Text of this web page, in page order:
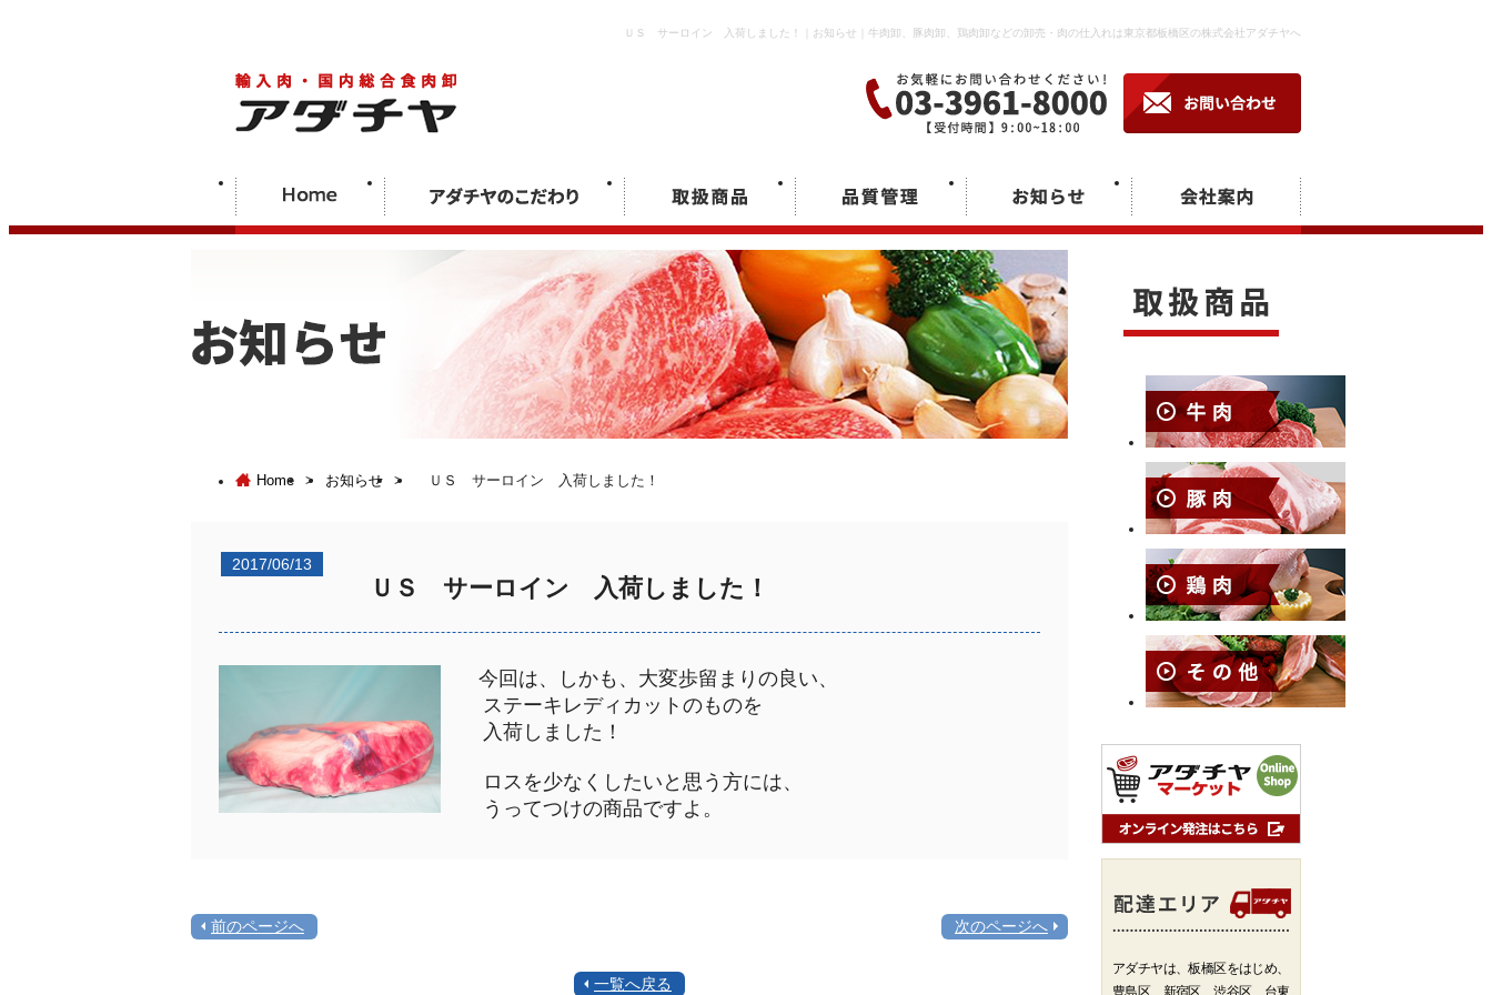
ＵＳ サーロイン 入荷しました！｜お知らせ｜牛肉卸、豚肉卸、鶏肉卸などの卸売・肉の仕入れは東京都板橋区の株式会社アダチヤへ
Home > お知らせ > ＵＳ サーロイン 入荷しました！
2017/06/13
ＵＳ サーロイン 入荷しました！
今回は、しかも、大変歩留まりの良い、
ステーキレディカットのものを
入荷しました！
ロスを少なくしたいと思う方には、
うってつけの商品ですよ。
前のページへ 次のページへ
一覧へ戻る
アダチヤは、板橋区をはじめ、
豊島区、新宿区、渋谷区、台東